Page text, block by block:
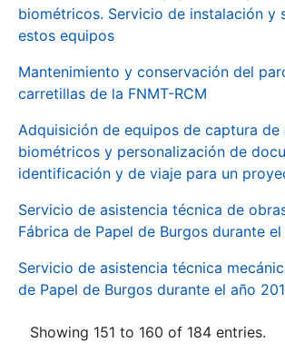
biométricos. Servicio de instalación y
estos equipos
Mantenimiento y conservación del
carretillas de la FNMT-RCM
Adquisición de equipos de captura de
biométricos y personalización de
identificación y de viaje para un
Servicio de asistencia técnica de
Fábrica de Papel de Burgos durante el
Servicio de asistencia técnica
de Papel de Burgos durante el año
Showing 151 to 160 of 184 entries.